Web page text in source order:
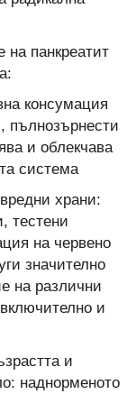
на панкреатит
консумация
пълнозърнести
и облекчава
система
храни:
тестени
на червено
значително
на различни
и
и
наднорменото